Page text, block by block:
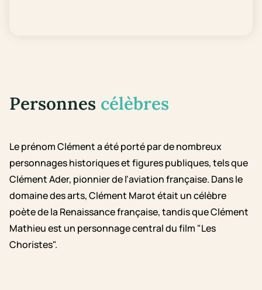
Personnes célèbres
Le prénom Clément a été porté par de nombreux
personnages historiques et figures publiques, tels que
Clément Ader, pionnier de l'aviation française. Dans le
domaine des arts, Clément Marot était un célèbre
poète de la Renaissance française, tandis que Clément
Mathieu est un personnage central du film "Les
Choristes".